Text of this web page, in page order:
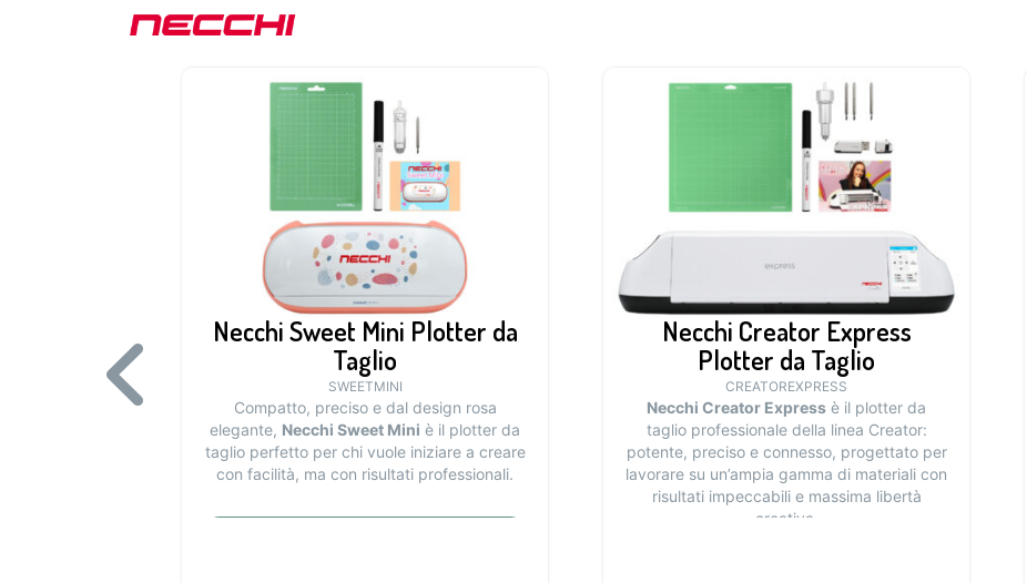
Necchi Sweet Mini Plotter da
Taglio
SWEETMINI
Compatto, preciso e dal design rosa
elegante, Necchi Sweet Mini è il plotter da
taglio perfetto per chi vuole iniziare a creare
con facilità, ma con risultati professionali.
Necchi Creator Express
Plotter da Taglio
CREATOREXPRESS
Necchi Creator Express è il plotter da
taglio professionale della linea Creator:
potente, preciso e connesso, progettato per
lavorare su un’ampia gamma di materiali con
risultati impeccabili e massima libertà
creativa.